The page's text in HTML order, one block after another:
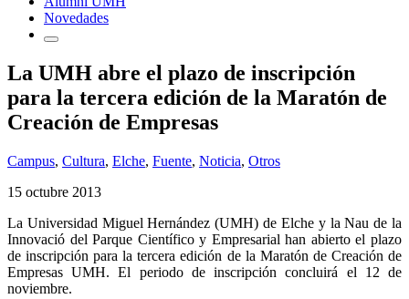
Novedades
La UMH abre el plazo de inscripción
para la tercera edición de la Maratón de
Creación de Empresas
Campus, Cultura, Elche, Fuente, Noticia, Otros
15 octubre 2013
La Universidad Miguel Hernández (UMH) de Elche y la Nau de la
Innovació del Parque Científico y Empresarial han abierto el plazo
de inscripción para la tercera edición de la Maratón de Creación de
Empresas UMH. El periodo de inscripción concluirá el 12 de
noviembre.